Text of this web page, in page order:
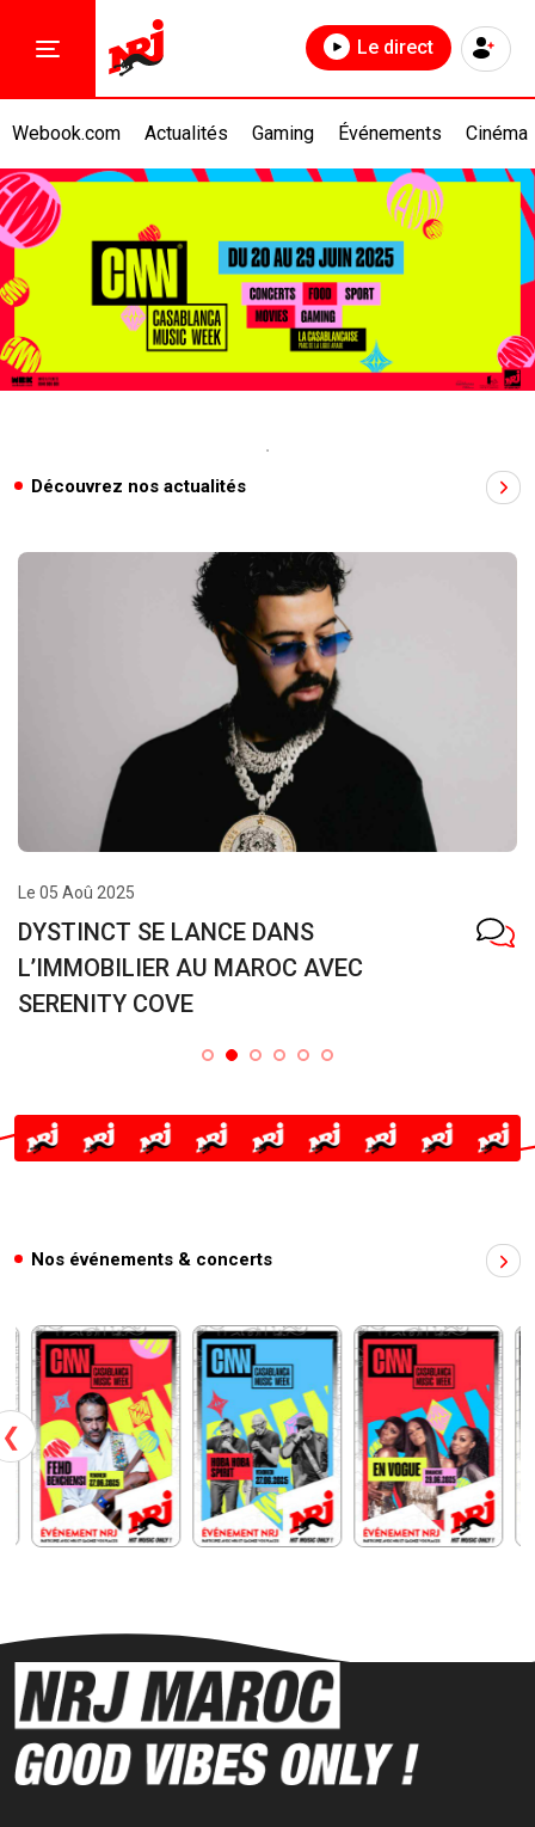
Webook.com Actualités Gaming Événements Cinéma
Le direct
Découvrez nos actualités
AVEC
Le média WADA7 fête
Nos événements & concerts